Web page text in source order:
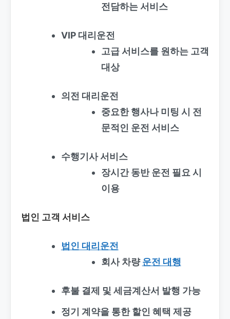
전담하는 서비스
VIP 대리운전
고급 서비스를 원하는 고객
대상
의전 대리운전
중요한 행사나 미팅 시 전
문적인 운전 서비스
수행기사 서비스
장시간 동반 운전 필요 시
이용
법인 고객 서비스
법인 대리운전
회사 차량운전 대행
후불 결제 및 세금계산서 발행 가능
정기 계약을 통한 할인 혜택 제공